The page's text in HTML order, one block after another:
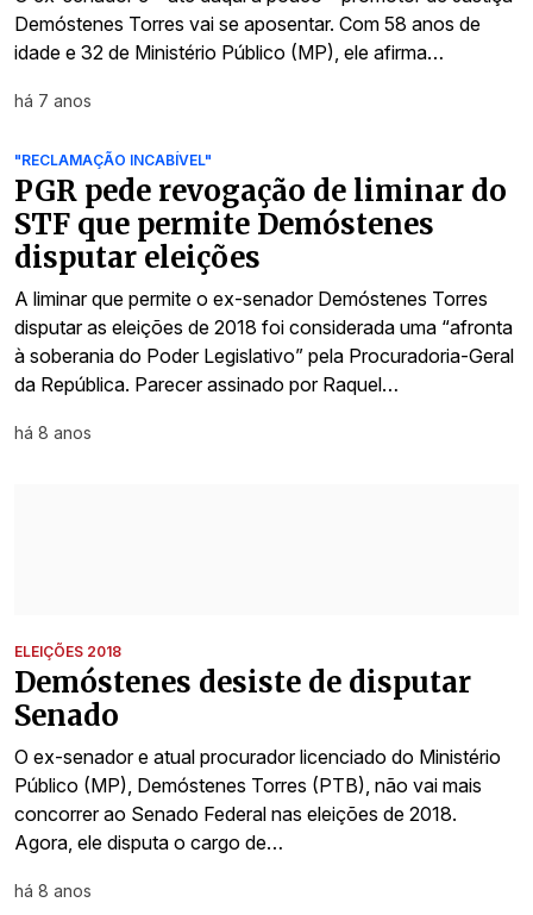
Demóstenes Torres vai se aposentar. Com 58 anos de
idade e 32 de Ministério Público (MP), ele afirma…
há 7 anos
"RECLAMAÇÃO INCABÍVEL"
PGR pede revogação de liminar do
STF que permite Demóstenes
disputar eleições
A liminar que permite o ex-senador Demóstenes Torres
disputar as eleições de 2018 foi considerada uma “afronta
à soberania do Poder Legislativo” pela Procuradoria-Geral
da República. Parecer assinado por Raquel…
há 8 anos
ELEIÇÕES 2018
Demóstenes desiste de disputar
Senado
O ex-senador e atual procurador licenciado do Ministério
Público (MP), Demóstenes Torres (PTB), não vai mais
concorrer ao Senado Federal nas eleições de 2018.
Agora, ele disputa o cargo de…
há 8 anos